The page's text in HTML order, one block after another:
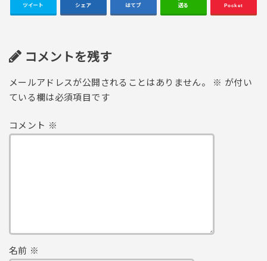
ツイート シェア はてブ 送る Pocket
コメントを残す
メールアドレスが公開されることはありません。 ※ が付い
ている欄は必須項目です
コメント ※
名前 ※